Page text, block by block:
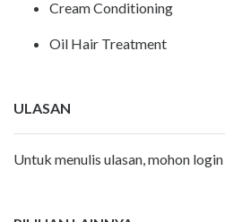
Cream Conditioning
Oil Hair Treatment
ULASAN
Untuk menulis ulasan, mohon login